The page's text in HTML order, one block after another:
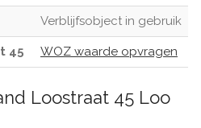
Verblijfsobject in gebruik
45 WOZ waarde opvragen
Loostraat 45 Loo